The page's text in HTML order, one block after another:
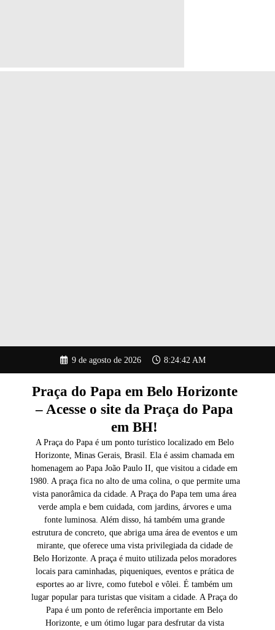
o
9 de agosto de 2026 8:24:43 AM
Praça do Papa em Belo Horizonte
– Acesse o site da Praça do Papa
em BH!
A Praça do Papa é um ponto turístico localizado em Belo
Horizonte, Minas Gerais, Brasil. Ela é assim chamada em
homenagem ao Papa João Paulo II, que visitou a cidade em
1980. A praça fica no alto de uma colina, o que permite uma
vista panorâmica da cidade. A Praça do Papa tem uma área
verde ampla e bem cuidada, com jardins, árvores e uma
fonte luminosa. Além disso, há também uma grande
estrutura de concreto, que abriga uma área de eventos e um
mirante, que oferece uma vista privilegiada da cidade de
Belo Horizonte. A praça é muito utilizada pelos moradores
locais para caminhadas, piqueniques, eventos e prática de
esportes ao ar livre, como futebol e vôlei. É também um
lugar popular para turistas que visitam a cidade. A Praça do
Papa é um ponto de referência importante em Belo
Horizonte, e um ótimo lugar para desfrutar da vista